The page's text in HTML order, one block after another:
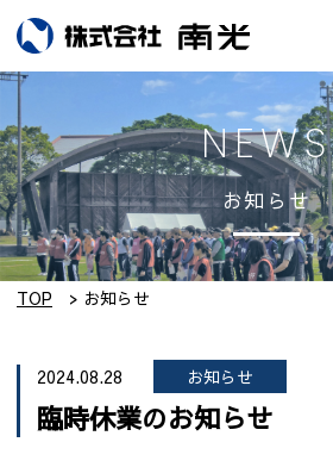
会社情報
南光のモノづくり
工場紹介
実績集
採用情報
NEWS
お知らせ
TOP お知らせ
2024.08.28 お知らせ
臨時休業のお知らせ